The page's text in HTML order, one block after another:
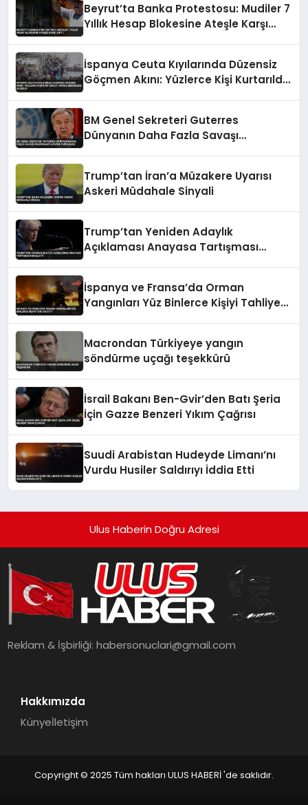
Beyrut’ta Banka Protestosu: Mudiler 7
Yıllık Hesap Blokesine Ateşle Karşı
İspanya Ceuta Kıyılarında Düzensiz
Göçmen Akını: Yüzlerce Kişi Kurtarıldı,
BM Genel Sekreteri Guterres
Dünyanın Daha Fazla Savaşı
Trump’tan İran’a Müzakere Uyarısı
Askeri Müdahale Sinyali
Trump’tan Yeniden Adaylık
Açıklaması Anayasa Tartışması
İspanya ve Fransa’da Orman
Yangınları Yüz Binlerce Kişiyi Tahliye
Macrondan Türkiyeye yangın
söndürme uçağı teşekkürü
İsrail Bakanı Ben-Gvir’den Batı Şeria
İçin Gazze Benzeri Yıkım Çağrısı
Suudi Arabistan Hudeyde Limanı’nı
Vurdu Husiler Saldırıyı İddia Etti
Ulus Haberin Doğru Adresi
Reklam & İşbirliği:habersonuclari@gmail.com
Hakkımızda
Künyeİletişim
Copyright © 2025 Tüm hakları ULUS HABERİ 'de saklıdır.